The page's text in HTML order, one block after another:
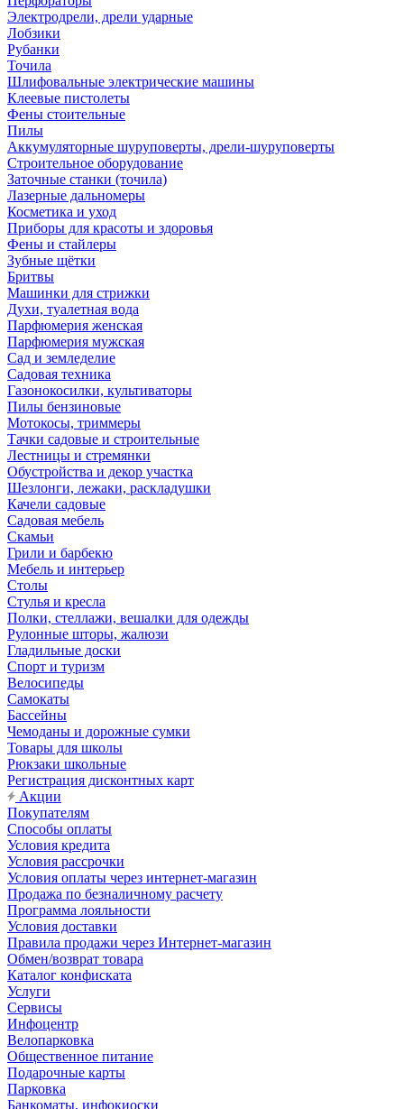
Электродрели, дрели ударные
Лобзики
Рубанки
Точила
Шлифовальные электрические машины
Клеевые пистолеты
Фены стоительные
Пилы
Аккумуляторные шуруповерты, дрели-шуруповерты
Строительное оборудование
Заточные станки (точила)
Лазерные дальномеры
Косметика и уход
Приборы для красоты и здоровья
Фены и стайлеры
Зубные щётки
Бритвы
Машинки для стрижки
Духи, туалетная вода
Парфюмерия женская
Парфюмерия мужская
Сад и земледелие
Садовая техника
Газонокосилки, культиваторы
Пилы бензиновые
Мотокосы, триммеры
Тачки садовые и строительные
Лестницы и стремянки
Обустройства и декор участка
Шезлонги, лежаки, раскладушки
Качели садовые
Садовая мебель
Скамьи
Грили и барбекю
Мебель и интерьер
Столы
Стулья и кресла
Полки, стеллажи, вешалки для одежды
Рулонные шторы, жалюзи
Гладильные доски
Спорт и туризм
Велосипеды
Самокаты
Бассейны
Чемоданы и дорожные сумки
Товары для школы
Рюкзаки школьные
Регистрация дисконтных карт
Акции
Покупателям
Способы оплаты
Условия кредита
Условия рассрочки
Условия оплаты через интернет-магазин
Продажа по безналичному расчету
Программа лояльности
Условия доставки
Правила продажи через Интернет-магазин
Обмен/возврат товара
Каталог конфиската
Услуги
Сервисы
Инфоцентр
Велопарковка
Общественное питание
Подарочные карты
Парковка
Банкоматы, инфокиоски